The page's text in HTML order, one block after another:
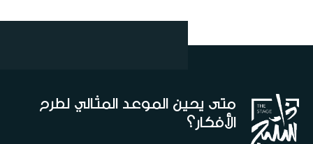
متى يحين الموعد المثالي لطرح
الأفكار؟